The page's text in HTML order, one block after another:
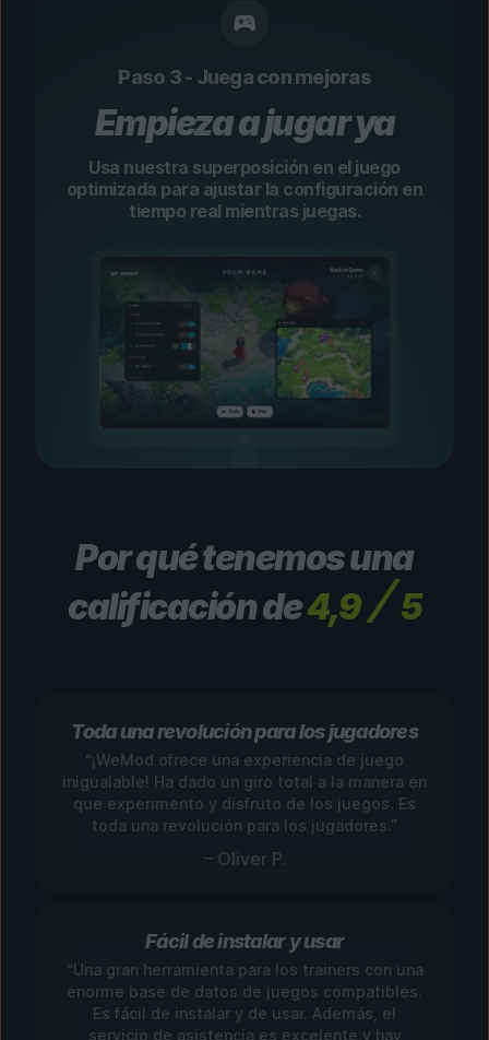
Paso 3 - Juega con mejoras
Empieza a jugar ya
Usa nuestra superposición en el juego
optimizada para ajustar la configuración en
tiempo real mientras juegas.
Por qué tenemos una
calificación de4,9 5
Toda una revolución para los jugadores
“¡WeMod ofrece una experiencia de juego
inigualable! Ha dado un giro total a la manera en
que experimento y disfruto de los juegos. Es
toda una revolución para los jugadores.”
– Oliver P.
Fácil de instalar y usar
“Una gran herramienta para los trainers con una
enorme base de datos de juegos compatibles.
Es fácil de instalar y de usar. Además, el
servicio de asistencia es excelente y hay